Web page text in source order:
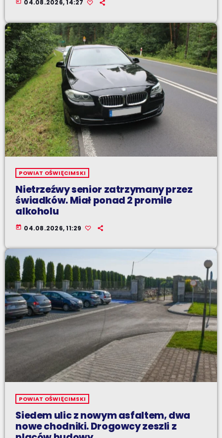
today 04.08.2026, 14:27
POWIAT OŚWIĘCIMSKI
Nietrzeźwy senior zatrzymany przez
świadków. Miał ponad 2 promile
alkoholu
today 04.08.2026, 11:29
POWIAT OŚWIĘCIMSKI
Siedem ulic z nowym asfaltem, dwa
nowe chodniki. Drogowcy zeszli z